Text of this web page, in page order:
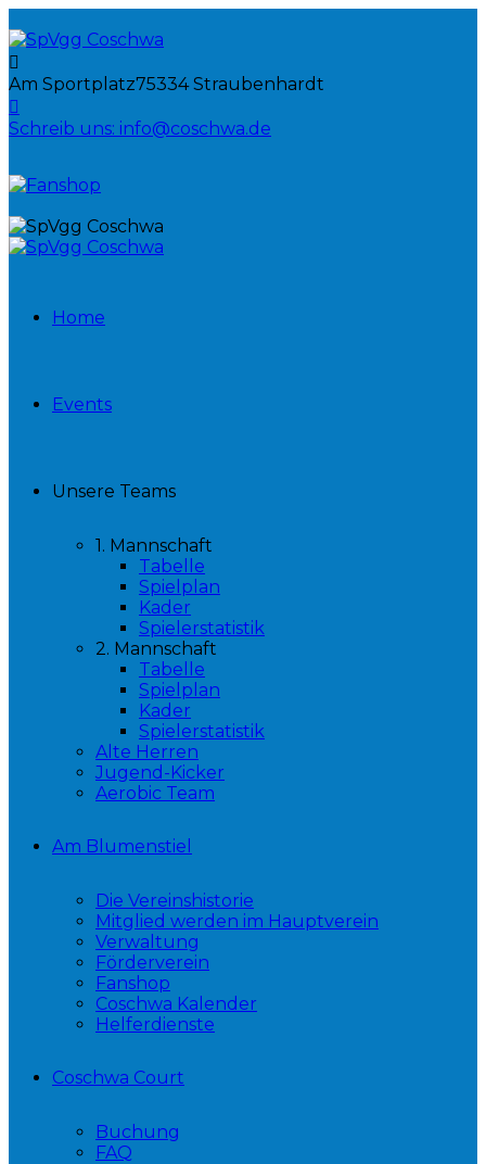
Am Sportplatz75334 Straubenhardt
Schreib uns: info@coschwa.de
Home
Events
Unsere Teams
1. Mannschaft
Tabelle
Spielplan
Kader
Spielerstatistik
2. Mannschaft
Tabelle
Spielplan
Kader
Spielerstatistik
Alte Herren
Jugend-Kicker
Aerobic Team
Am Blumenstiel
Die Vereinshistorie
Mitglied werden im Hauptverein
Verwaltung
Förderverein
Fanshop
Coschwa Kalender
Helferdienste
Coschwa Court
Buchung
FAQ